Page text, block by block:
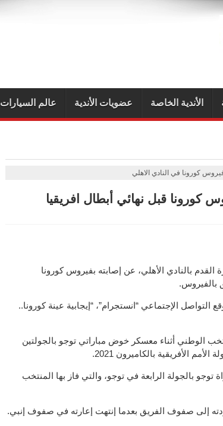
الأندية الخاصة عضويات الأندية عالم السيارات
كورونا في النادي الاهلي
كورونا قبل نهائي أبطال افريقيا
بالنادي الأهلي، عن إصابته بفيروس كورونا
بالفيروس.
الإجتماعي “انستجرام”، “إيجابية عينة كورونا..
الوطني أثناء معسكر خوض مباراتي توجو بالجولتين
الأفريقية بالكاميرون 2021.
بالجولة الرابعة في توجو، والتي فاز بها المنتخب
إلى صفوف الفريق بعدما إنتهت إعارته في صفوف إنبي.